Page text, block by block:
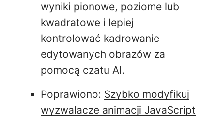
wyniki pionowe, poziome lub
kwadratowe i lepiej
kontrolować kadrowanie
edytowanych obrazów za
pomocą czatu AI.
Poprawiono: Szybko modyfikuj
wyzwalacze animacji JavaScript